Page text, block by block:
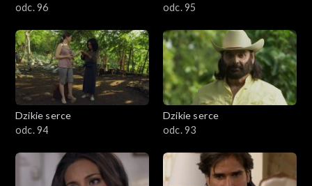
odc. 96
odc. 95
Dzikie serce
odc. 94
Dzikie serce
odc. 93